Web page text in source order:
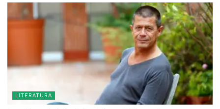
LITERATURA